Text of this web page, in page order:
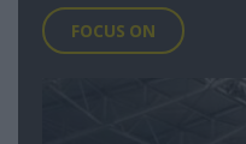
FOCUS ON